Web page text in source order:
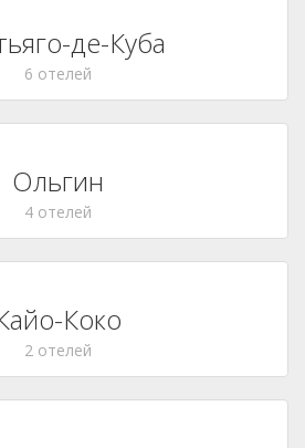
де-Куба
6 отелей
Ольгин
4 отелей
Коко
2 отелей